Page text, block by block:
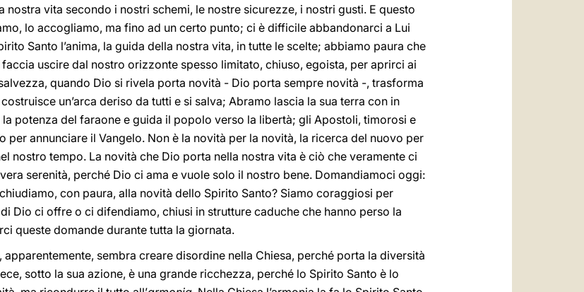
vita secondo i nostri schemi, le nostre sicurezze, i nostri gusti. E questo
lo accogliamo, ma fino ad un certo punto; ci è difficile abbandonarci a Lui
Santo l’anima, la guida della nostra vita, in tutte le scelte; abbiamo paura che
uscire dal nostro orizzonte spesso limitato, chiuso, egoista, per aprirci ai
quando Dio si rivela porta novità - Dio porta sempre novità -, trasforma
un’arca deriso da tutti e si salva; Abramo lascia la sua terra con in
potenza del faraone e guida il popolo verso la libertà; gli Apostoli, timorosi e
annunciare il Vangelo. Non è la novità per la novità, la ricerca del nuovo per
nostro tempo. La novità che Dio porta nella nostra vita è ciò che veramente ci
serenità, perché Dio ci ama e vuole solo il nostro bene. Domandiamoci oggi:
con paura, alla novità dello Spirito Santo? Siamo coraggiosi per
Dio ci offre o ci difendiamo, chiusi in strutture caduche che hanno perso la
queste domande durante tutta la giornata.
sembra creare disordine nella Chiesa, perché porta la diversità
sotto la sua azione, è una grande ricchezza, perché lo Spirito Santo è lo